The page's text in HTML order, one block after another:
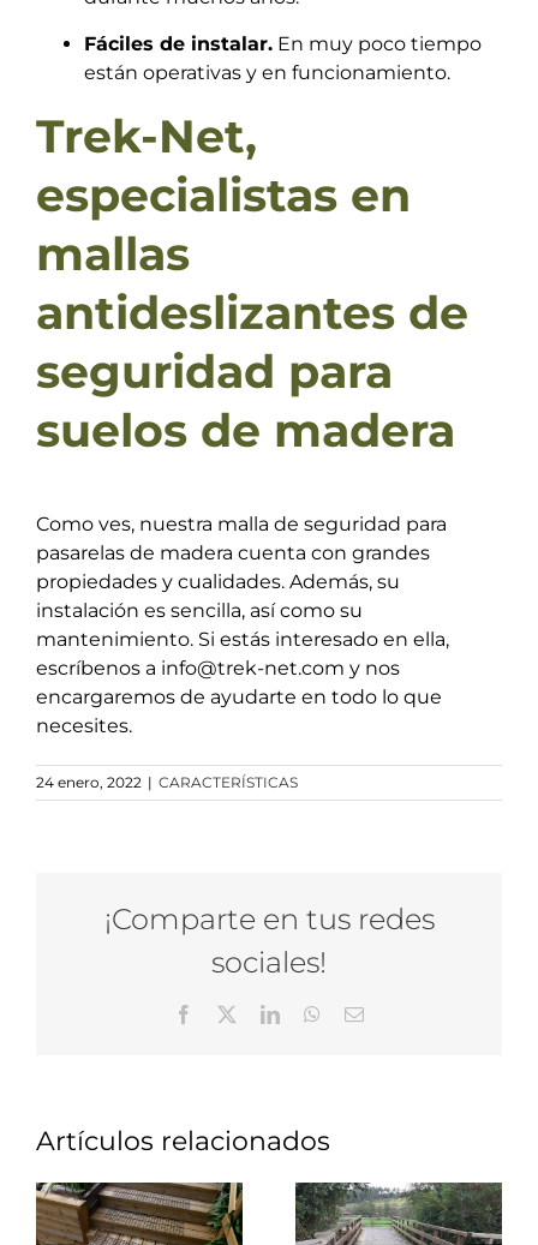
Fáciles de instalar. En muy poco tiempo
están operativas y en funcionamiento.
Trek-Net,
especialistas en
mallas
antideslizantes de
seguridad para
suelos de madera
Como ves, nuestra malla de seguridad para
pasarelas de madera cuenta con grandes
propiedades y cualidades. Además, su
instalación es sencilla, así como su
mantenimiento. Si estás interesado en ella,
escríbenos a info@trek-net.com y nos
encargaremos de ayudarte en todo lo que
necesites.
24 enero, 2022 | CARACTERÍSTICAS
¡Comparte en tus redes
sociales!
Facebook LinkedInWhatsApp
Correo
Artículos relacionados